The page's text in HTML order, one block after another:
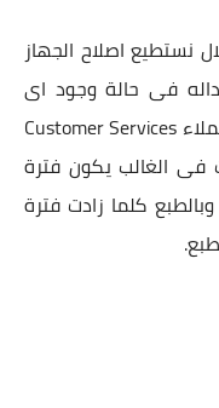
نستطيع اصلاح الجهاز
فى حالة وجود اى
عيوب به ، والتواصل ايضا مع خدمة العملاء Customer Services
فى الغالب يكون فترة
كلما زادت فترة